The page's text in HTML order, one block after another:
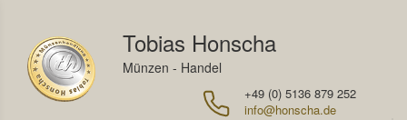
Tobias Honscha
Münzen - Handel
+49 (0) 5136 879 252
info@honscha.de